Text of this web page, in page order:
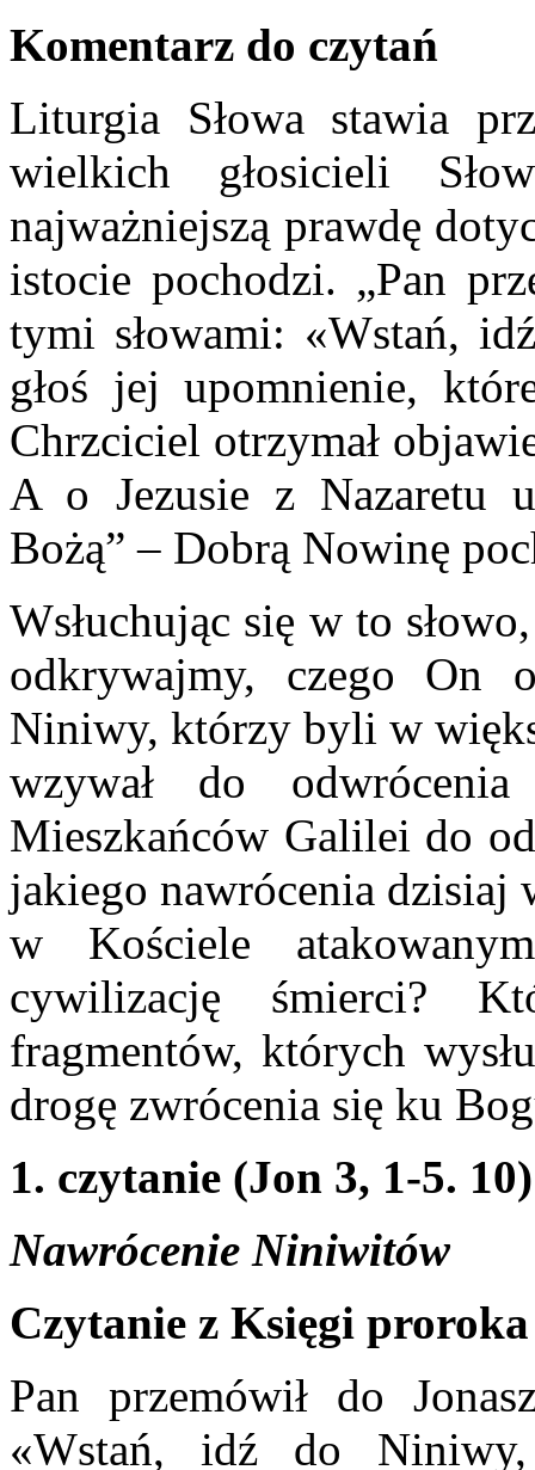
Komentarz do czytań
Liturgia Słowa stawia
wielkich głosicieli
najważniejszą prawdę
istocie pochodzi. „Pan
tymi słowami: «Wstań,
głoś jej upomnienie,
Chrzciciel otrzymał
A o Jezusie z Nazaretu
Bożą” – Dobrą Nowinę
Wsłuchując się w to
odkrywajmy, czego On
Niniwy, którzy byli w
wzywał do
Mieszkańców Galilei do
jakiego nawrócenia dzisiaj
w Kościele
cywilizację śmierci?
fragmentów, których
drogę zwrócenia się ku
1. czytanie (Jon 3, 1-5. 10)
Nawrócenie Niniwitów
Czytanie z Księgi proroka
Pan przemówił do
«Wstań, idź do